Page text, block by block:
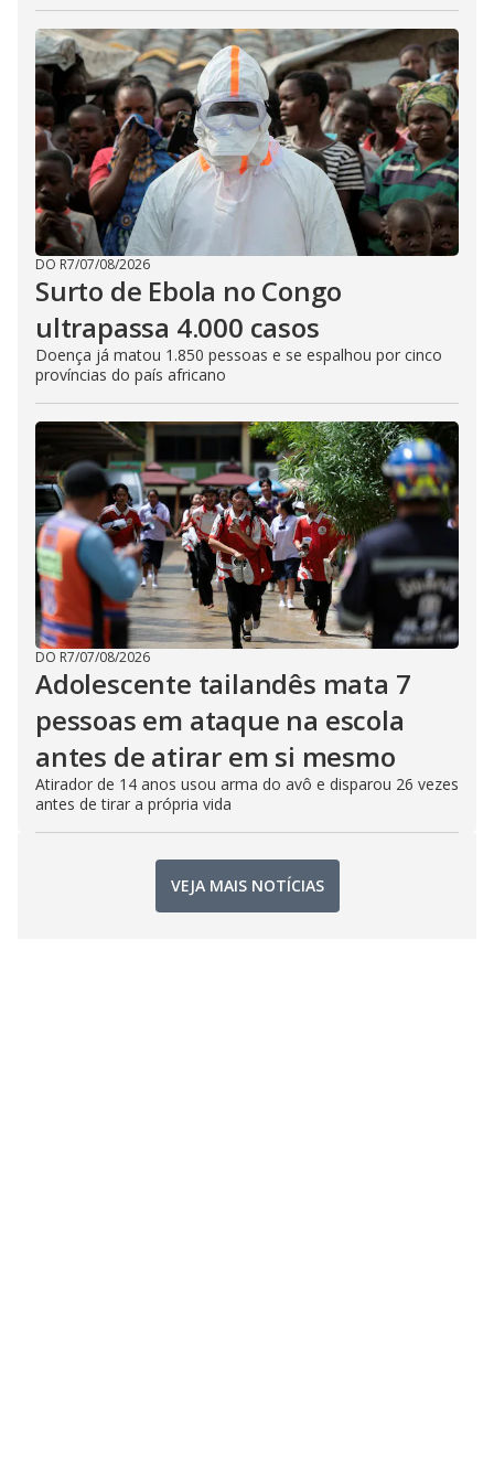
DO R7/07/08/2026
Surto de Ebola no Congo
ultrapassa 4.000 casos
Doença já matou 1.850 pessoas e se espalhou por cinco
províncias do país africano
DO R7/07/08/2026
Adolescente tailandês mata 7
pessoas em ataque na escola
antes de atirar em si mesmo
Atirador de 14 anos usou arma do avô e disparou 26 vezes
antes de tirar a própria vida
VEJA MAIS NOTÍCIAS